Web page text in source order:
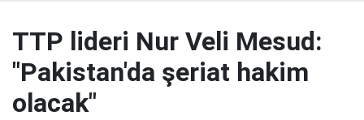
TTP lideri Nur Veli Mesud:
"Pakistan'da şeriat hakim
olacak"